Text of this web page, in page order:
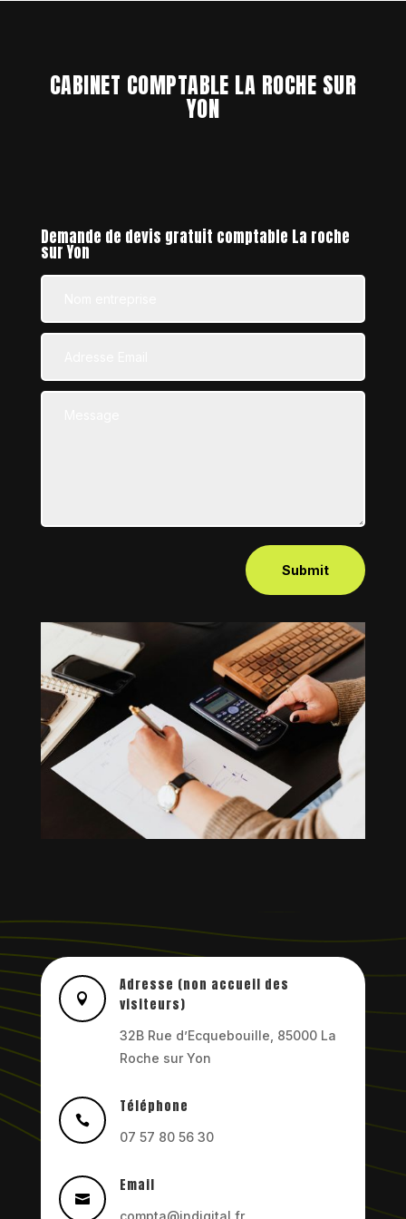
CABINET COMPTABLE LA ROCHE SUR
YON
Demande de devis gratuit comptable La roche
sur Yon
Submit

Adresse (non accueil des
visiteurs)
32B Rue d’Ecquebouille, 85000 La
Roche sur Yon

Téléphone
07 57 80 56 30

Email